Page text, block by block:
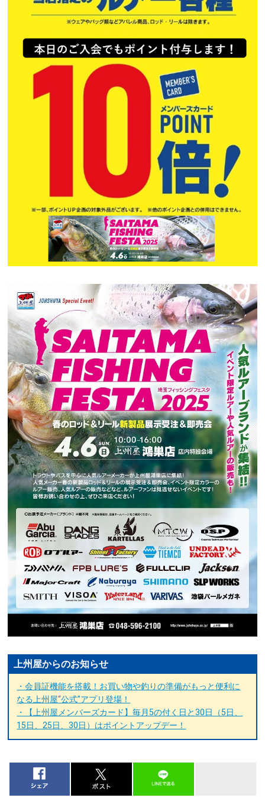
上州屋からのお知らせ
・会員証機能を搭載！お買い物や釣りの準備がもっと便利に
なる上州屋“公式”アプリ登場！
・【上州屋メンバーズカード】毎月5の付く日と30日（5日、
15日、25日、30日）はポイントアップデー！